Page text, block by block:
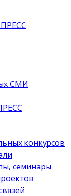
ПРЕСС
СМИ
конкурсов
семинары